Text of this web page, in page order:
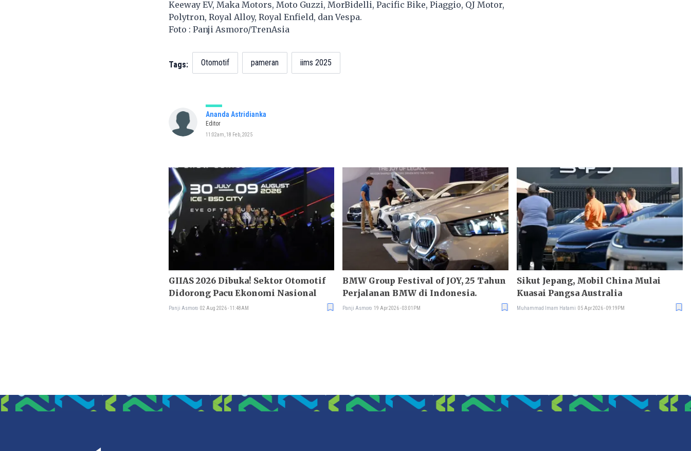
Keeway EV, Maka Motors, Moto Guzzi, MorBidelli, Pacific Bike, Piaggio, QJ Motor,
Polytron, Royal Alloy, Royal Enfield, dan Vespa.
Foto : Panji Asmoro/TrenAsia
Tags: Otomotif pameran iims 2025
Ananda Astridianka
Editor
11:02am, 18 Feb, 2025
GIIAS 2026 Dibuka! Sektor Otomotif
Didorong Pacu Ekonomi Nasional
Panji Asmoro 02 Aug 2026 - 11:48AM
BMW Group Festival of JOY, 25 Tahun
Perjalanan BMW di Indonesia.
Panji Asmoro 19 Apr 2026 - 03:01PM
Sikut Jepang, Mobil China Mulai
Kuasai Pangsa Australia
Muhammad Imam Hatami 05 Apr 2026 - 09:19PM